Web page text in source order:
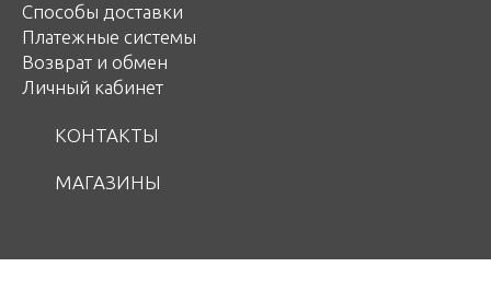
Способы доставки
Платежные системы
Возврат и обмен
Личный кабинет
КОНТАКТЫ
МАГАЗИНЫ